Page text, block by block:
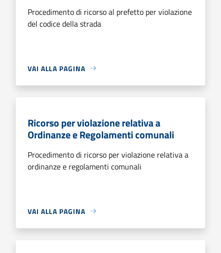
Procedimento di ricorso al prefetto per violazione
del codice della strada
VAI ALLA PAGINA
Ricorso per violazione relativa a
Ordinanze e Regolamenti comunali
Procedimento di ricorso per violazione relativa a
ordinanze e regolamenti comunali
VAI ALLA PAGINA